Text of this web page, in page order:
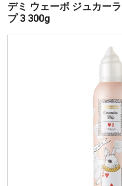
デミ ウェーボ ジュカー
プ 3 300g